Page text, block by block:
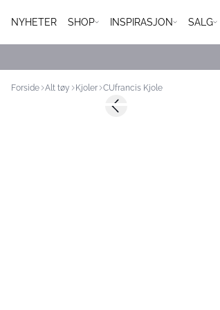
NYHETER SHOP INSPIRASJON SALG
Forside Alt tøy Kjoler CUfrancis Kjole
-50%Previous slide